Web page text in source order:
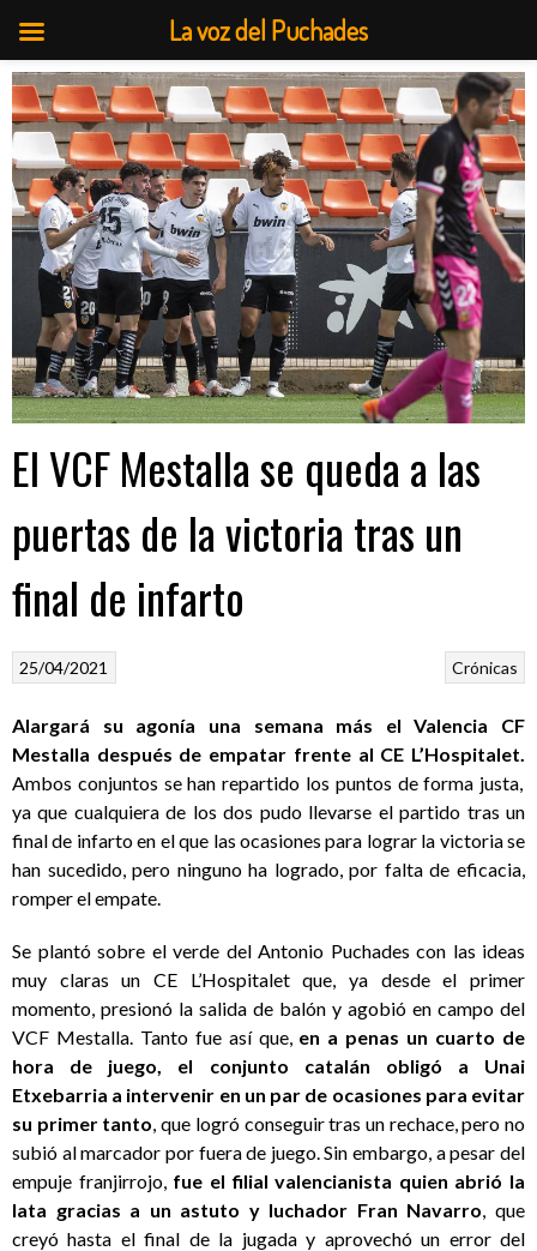
Saltar
al
contenido
El VCF Mestalla se queda a las
puertas de la victoria tras un
final de infarto
Crónicas
25/04/2021
Alargará su agonía una semana más el Valencia CF
Mestalla después de empatar frente al CE L’Hospitalet.
Ambos conjuntos se han repartido los puntos de forma justa,
ya que cualquiera de los dos pudo llevarse el partido tras un
final de infarto en el que las ocasiones para lograr la victoria se
han sucedido, pero ninguno ha logrado, por falta de eficacia,
romper el empate.
Se plantó sobre el verde del Antonio Puchades con las ideas
muy claras un CE L’Hospitalet que, ya desde el primer
momento, presionó la salida de balón y agobió en campo del
VCF Mestalla. Tanto fue así que, en a penas un cuarto de
hora de juego, el conjunto catalán obligó a Unai
Etxebarria a intervenir en un par de ocasiones para evitar
su primer tanto , que logró conseguir tras un rechace, pero no
subió al marcador por fuera de juego. Sin embargo, a pesar del
empuje franjirrojo, fue el filial valencianista quien abrió la
lata gracias a un astuto y luchador Fran Navarro , que
creyó hasta el final de la jugada y aprovechó un error del
La voz del Puchades